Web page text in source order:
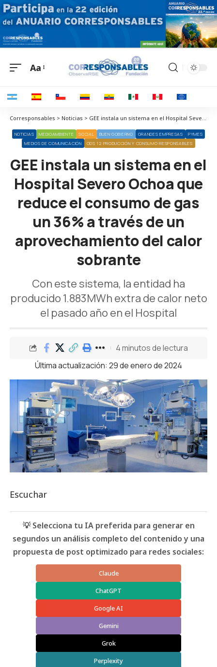
Aa
Corresponsables > Noticias > GEE instala un sistema en el Hospital Severo Ochoa que reduce el consumo de gas un 36% a través de un aprovechamiento del calor sobrante
NOTICIAS MEDIOAMBIENTE SOCIAL BUEN GOBIERNO GRANDES EMPRESAS
PYMES
MEDIOS DE COMUNICACIÓN
ODS 12 PRODUCCIÓN Y CONSUMO RESPONSABLES
GEE instala un sistema en el
Hospital Severo Ochoa que
reduce el consumo de gas
un 36% a través de un
aprovechamiento del calor
sobrante
Con este sistema, la entidad ha
producido 1.883MWh extra de calor neto
el pasado año en el Hospital
Última actualización: 29 de enero de 2024
4 minutos de lectura
Escuchar
💡 Selecciona tu IA preferida para generar en
segundos un análisis completo del contenido y una
propuesta de post optimizado para redes sociales:
Claude
ChatGPT
Google AI
Gemini
Grok
Perplexity